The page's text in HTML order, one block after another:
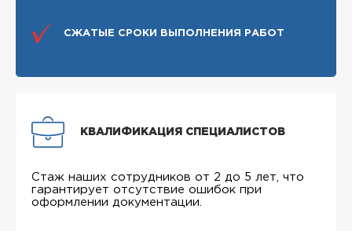
СЖАТЫЕ СРОКИ ВЫПОЛНЕНИЯ РАБОТ
КВАЛИФИКАЦИЯ СПЕЦИАЛИСТОВ
Стаж наших сотрудников от 2 до 5 лет, что
гарантирует отсутствие ошибок при
оформлении документации.